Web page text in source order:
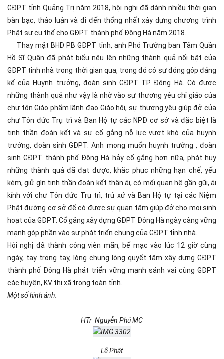
GĐPT tỉnh Quảng Trị năm 2018, hội nghị đã dành nhiều thời gian
bàn bạc, thảo luận và đi đến thống nhất xây dựng chương trình
Phật sự cụ thể cho GĐPT thành phố Đông Hà năm 2018.
Thay mặt BHD PB GĐPT tỉnh, anh Phó Trưởng ban Tâm Quần
Hồ Sĩ Quận đã phát biểu nêu lên những thành quả nổi bật của
GĐPT tỉnh nhà trong thời gian qua, trong đó có sự đóng góp đáng
kể của Huynh trưởng, đoàn sinh GĐPT TP Đông Hà. Có được
những thành quả như vậy là nhờ vào sự thương yêu chỉ giáo của
chư tôn Giáo phẩm lãnh đạo Giáo hội, sự thương yêu giúp đở của
chư Tôn đức Trụ trì và Ban Hộ tự các NPĐ cơ sở và đặc biệt là
tinh thần đoàn kết và sự cố gắng nỗ lực vượt khó của huynh
trưởng, đoàn sinh GĐPT. Anh mong muốn huynh trưởng , đoàn
sinh GĐPT thành phố Đông Hà hảy cố gắng hơn nữa, phát huy
những thành quả đã đạt được, khắc phục những hạn chế, yếu
kém, giử gìn tinh thần đoàn kết thân ái, có mối quan hệ gần gũi, ái
kính với chư Tôn đức Trụ trì, trú xứ và Ban Hộ tự tại các Niệm
Phật đường cơ sở để có được sự quan tâm giúp đở cho mọi sinh
hoạt của GĐPT. Cố gắng xây dựng GĐPT Đông Hà ngày càng vững
mạnh góp phần vào sự phát triển chung của GĐPT tỉnh nhà.
Hội nghị đã thành công viên mãn, bế mạc vào lúc 12 giờ cùng
ngày, tay trong tay, lòng chung lòng quyết tâm xây dựng GĐPT
thành phố Đông Hà phát triển vững mạnh sánh vai cùng GĐPT
các huyện, KV thị xã trong toàn tỉnh.
Một số hình ảnh:
HTr Nguyễn Phú MC
Lễ Phật